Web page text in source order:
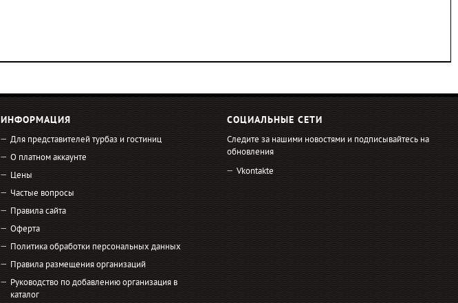
ИНФОРМАЦИЯ
Для представителей турбаз и гостиниц
О платном аккаунте
Цены
Частые вопросы
Правила сайта
Оферта
Политика обработки персональных данных
Правила размещения организаций
Руководство по добавлению организация в
каталог
СОЦИАЛЬНЫЕ СЕТИ
Следите за нашими новостями и подписывайтесь на
обновления
Vkontakte